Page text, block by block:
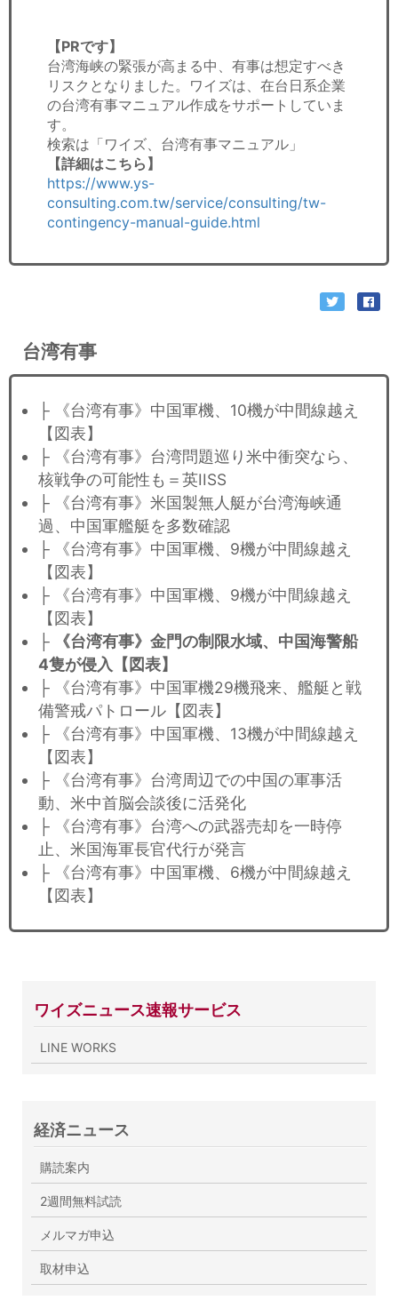
【PRです】
台湾海峡の緊張が高まる中、有事は想定すべき
リスクとなりました。ワイズは、在台日系企業
の台湾有事マニュアル作成をサポートしていま
す。
検索は「ワイズ、台湾有事マニュアル」
【詳細はこちら】
https://www.ys-
consulting.com.tw/service/consulting/tw-
contingency-manual-guide.html
台湾有事
├ 《台湾有事》中国軍機、10機が中間線越え
【図表】
├ 《台湾有事》台湾問題巡り米中衝突なら、
核戦争の可能性も＝英IISS
├ 《台湾有事》米国製無人艇が台湾海峡通
過、中国軍艦艇を多数確認
├ 《台湾有事》中国軍機、9機が中間線越え
【図表】
├ 《台湾有事》中国軍機、9機が中間線越え
【図表】
├
《台湾有事》金門の制限水域、中国海警船
4隻が侵入【図表】
├ 《台湾有事》中国軍機29機飛来、艦艇と戦
備警戒パトロール【図表】
├ 《台湾有事》中国軍機、13機が中間線越え
【図表】
├ 《台湾有事》台湾周辺での中国の軍事活
動、米中首脳会談後に活発化
├ 《台湾有事》台湾への武器売却を一時停
止、米国海軍長官代行が発言
├ 《台湾有事》中国軍機、6機が中間線越え
【図表】
ワイズニュース速報サービス
LINE WORKS
経済ニュース
購読案内
2週間無料試読
メルマガ申込
取材申込